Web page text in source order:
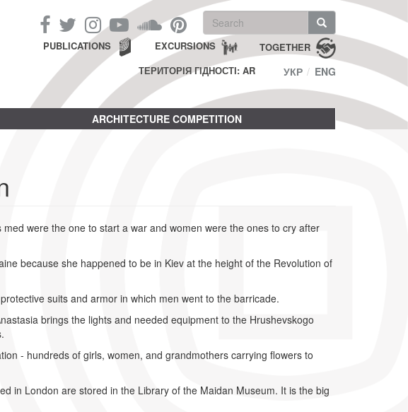
Search
form
Search TOGETHER
EXCURSIONS
PUBLICATIONS
ТЕРИТОРІЯ ГІДНОСТІ: AR
УКР ENG
ARCHITECTURE COMPETITION
were the one to start a war and women were the ones to cry after
because she happened to be in Kiev at the height of the Revolution of
suits and armor in which men went to the barricade.
brings the lights and needed equipment to the Hrushevskogo
- hundreds of girls, women, and grandmothers carrying flowers to
in London are stored in the Library of the Maidan Museum. It is the big